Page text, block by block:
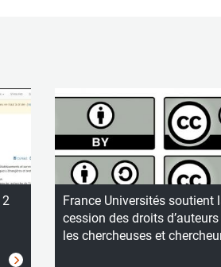
2
France Universités soutient
cession des droits
les chercheuses et